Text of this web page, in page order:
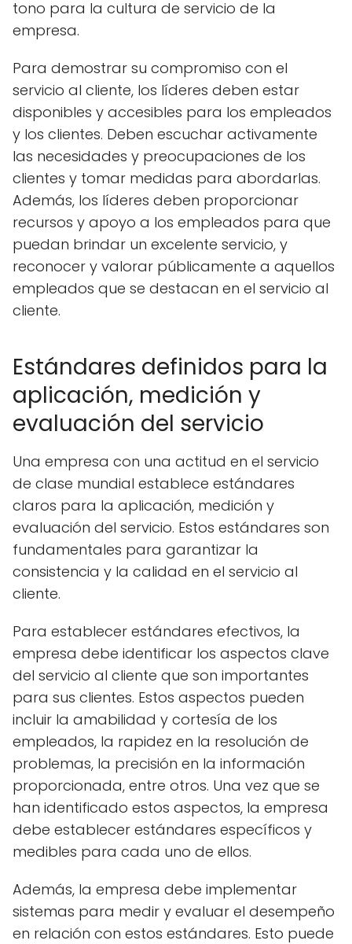
tono para la cultura de servicio de la
empresa.
Para demostrar su compromiso con el
servicio al cliente, los líderes deben estar
disponibles y accesibles para los empleados
y los clientes. Deben escuchar activamente
las necesidades y preocupaciones de los
clientes y tomar medidas para abordarlas.
Además, los líderes deben proporcionar
recursos y apoyo a los empleados para que
puedan brindar un excelente servicio, y
reconocer y valorar públicamente a aquellos
empleados que se destacan en el servicio al
cliente.
Estándares definidos para la
aplicación, medición y
evaluación del servicio
Una empresa con una actitud en el servicio
de clase mundial establece estándares
claros para la aplicación, medición y
evaluación del servicio. Estos estándares son
fundamentales para garantizar la
consistencia y la calidad en el servicio al
cliente.
Para establecer estándares efectivos, la
empresa debe identificar los aspectos clave
del servicio al cliente que son importantes
para sus clientes. Estos aspectos pueden
incluir la amabilidad y cortesía de los
empleados, la rapidez en la resolución de
problemas, la precisión en la información
proporcionada, entre otros. Una vez que se
han identificado estos aspectos, la empresa
debe establecer estándares específicos y
medibles para cada uno de ellos.
Además, la empresa debe implementar
sistemas para medir y evaluar el desempeño
en relación con estos estándares. Esto puede